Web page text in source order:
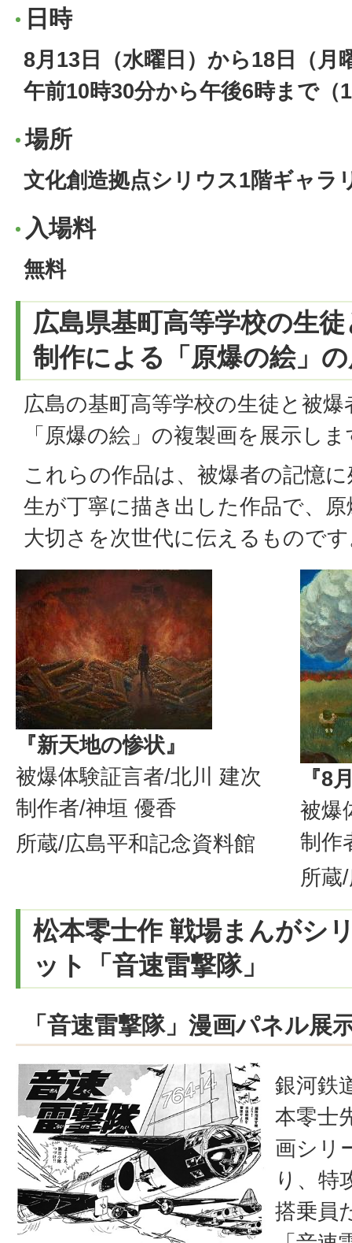
日時
8月13日（水曜日）から18日（月
午前10時30分から午後6時まで（
場所
文化創造拠点シリウス1階ギャラ
入場料
無料
広島県基町高等学校の生
制作による「原爆の絵」
広島の基町高等学校の生徒と被
「原爆の絵」の複製画を展示し
これらの作品は、被爆者の記憶
生が丁寧に描き出した作品で、
大切さを次世代に伝えるもので
『新天地の惨状』
被爆体験証言者/北川 建次
制作者/神垣 優香
所蔵/広島平和記念資料館
『8
被爆
制作
所蔵
松本零士作 戦場まんがシ
ット「音速雷撃隊」
「音速雷撃隊」漫画パネル展
銀河鉄
本零士
画シリ
り、特
搭乗員